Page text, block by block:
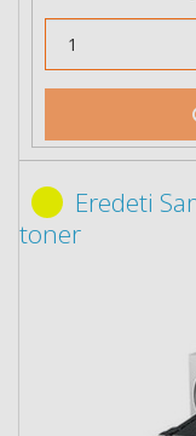
Eredeti
toner